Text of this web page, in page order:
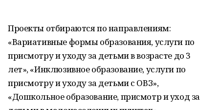
Проекты отбираются по направлениям:
«Вариативные формы образования, услуги по
присмотру и уходу за детьми в возрасте до 3
лет», «Инклюзивное образование, услуги по
присмотру и уходу за детьми с ОВЗ»,
«Дошкольное образование, присмотр и уход за